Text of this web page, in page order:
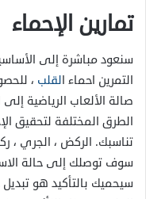
تمارين الإحماء
سنعود مباشرة إلى
التمرين احماء القلب ،
صالة الألعاب الرياضية
الطرق المختلفة لتحقيق
تناسبك. الركض ، الجري ،
سوف توصلك إلى حالة
سيحميك بالتأكيد هو